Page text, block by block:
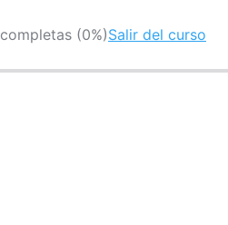
(0%)Salir del curso